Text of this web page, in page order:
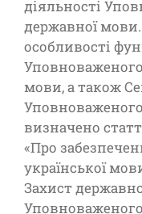
діяльності
державної
особливості
мови, а також
визначено
«Про
української
Захист